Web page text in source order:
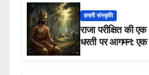
हमारी संस्कृति
राजा परीक्षित की
धरती पर आगमन: एक